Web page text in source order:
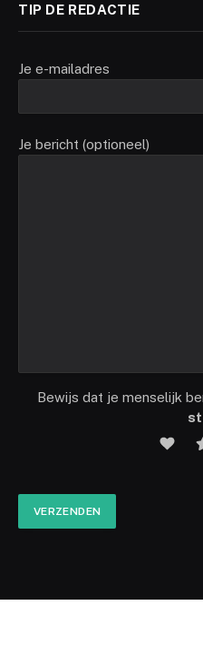
TIP DE REDACTIE
Je e-mailadres
Je bericht (optioneel)
Bewijs dat je menselijk